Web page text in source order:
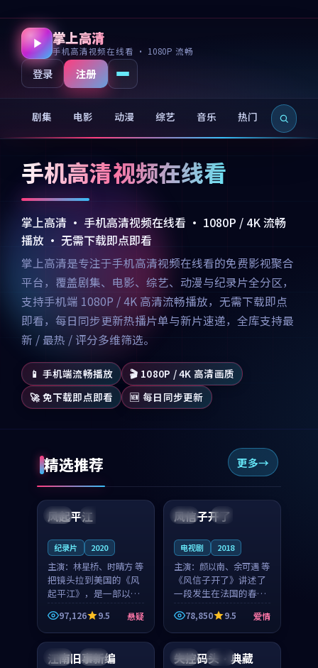
掌上高清
手机高清视频在线看 · 1080P 流畅
登录 注册
剧集 电影 动漫 综艺 音乐 热门 新片
手机高清视频在线看
掌上高清 · 手机高清视频在线看 · 1080P / 4K 流畅
播放 · 无需下载即点即看
掌上高清是专注于手机高清视频在线看的免费影视聚合
平台，覆盖剧集、电影、综艺、动漫与纪录片全分区，
支持手机端 1080P / 4K 高清流畅播放，无需下载即点
即看，每日同步更新热播片单与新片速递，全库支持最
新 / 最热 / 评分多维筛选。
📱 手机端流畅播放
🎬 1080P / 4K 高清画质
🚀 免下载即点即看
🆕 每日同步更新
精选推荐 更多
美国 完结
99:07
风起平江
纪录片 2020
主演： 林星桥、时晴方 等
把镜头拉到美国的《风
起平江》，是一部以时
光记忆为底色的悬疑作
品。林星桥和时晴方贡
献了2020年颇受关注的
合作演出，影片在情感
层次与现实质感之间
97,126 9.5 悬疑
法国 4K
99:21
风信子开了
电视剧 2018
主演： 颜以南、余可遇 等
《风信子开了》讲述了
一段发生在法国的春日
漫步故事。颜以南饰演
的主角与余可遇的角色
因一场意外卷入更深的
纠葛，爱情元素贯穿始
终，节奏稳健而富有张
78,850 9.5 爱情
日本 院线
江南旧事新编 中国 院线
失控码头·典藏